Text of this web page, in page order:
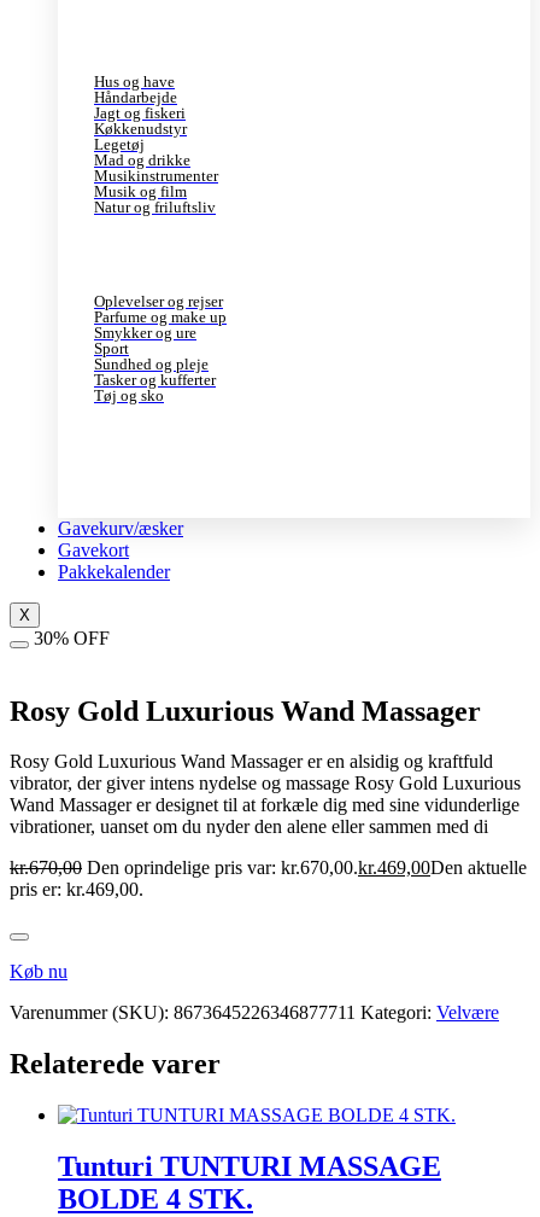
Hus og have
Håndarbejde
Jagt og fiskeri
Køkkenudstyr
Legetøj
Mad og drikke
Musikinstrumenter
Musik og film
Natur og friluftsliv
Oplevelser og rejser
Parfume og make up
Smykker og ure
Sport
Sundhed og pleje
Tasker og kufferter
Tøj og sko
Gavekurv/æsker
Gavekort
Pakkekalender
X
30% OFF
Rosy Gold Luxurious Wand Massager
Rosy Gold Luxurious Wand Massager er en alsidig og kraftfuld
vibrator, der giver intens nydelse og massage Rosy Gold Luxurious
Wand Massager er designet til at forkæle dig med sine vidunderlige
vibrationer, uanset om du nyder den alene eller sammen med di
kr.670,00 Den oprindelige pris var: kr.670,00.kr.469,00Den aktuelle
pris er: kr.469,00.
Køb nu
Varenummer (SKU): 8673645226346877711 Kategori: Velvære
Relaterede varer
Tunturi TUNTURI MASSAGE
BOLDE 4 STK.